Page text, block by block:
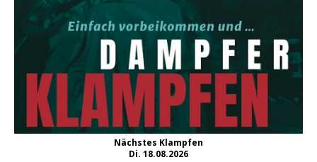
Nächstes Klampfen
Di. 18.08.2026